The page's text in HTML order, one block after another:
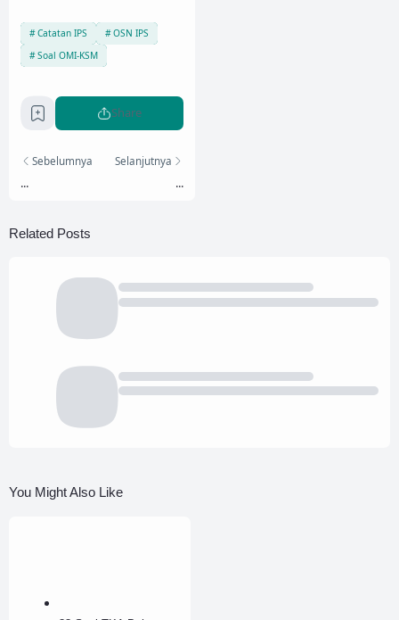
Catatan IPS
OSN IPS
Soal OMI-KSM
Share
Sebelumnya
...
Selanjutnya
...
Related Posts
You Might Also Like